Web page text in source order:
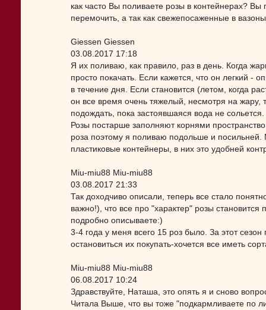
как часто Вы поливаете розы в контейнерах?
перемочить, а так как свежепосаженные в
Giessen Giessen
03.08.2017 17:18
Я их поливаю, как правило, раз в день. Когда
просто покачать. Если кажется, что он легкий -
в течение дня. Если становится (летом, когда
он все время очень тяжелый, несмотря на жару,
подождать, пока застоявшаяся вода не
Розы постарше заполняют корнями
роза поэтому я поливаю подольше и
пластиковые контейнеры, в них это удобней
Miu-miu88 Miu-miu88
03.08.2017 21:33
Так доходчиво описали, теперь все стало
важно!), что все про "характер" розы
подробно описываете:)
3-4 года у меня всего 15 роз было. За этот
остановиться их покупать-хочется все иметь
Miu-miu88 Miu-miu88
06.08.2017 10:24
Здравствуйте, Наташа, это опять я и сново
Читала Выше, что вы тоже "подкармливаете по